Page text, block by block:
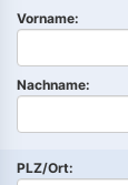
Vorname:
Nachname:
PLZ/Ort: